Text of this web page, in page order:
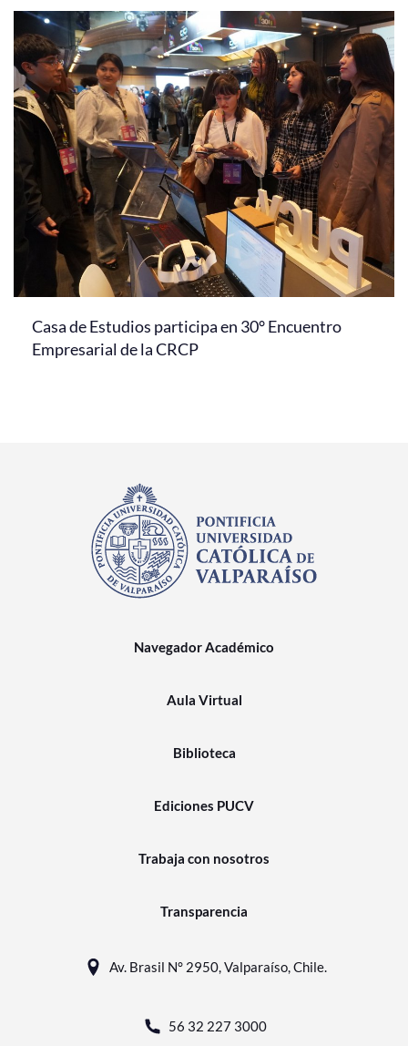
Casa de Estudios participa en 30° Encuentro
Empresarial de la CRCP
Navegador Académico
Aula Virtual
Biblioteca
Ediciones PUCV
Trabaja con nosotros
Transparencia
Av. Brasil N° 2950, Valparaíso, Chile.
56 32 227 3000